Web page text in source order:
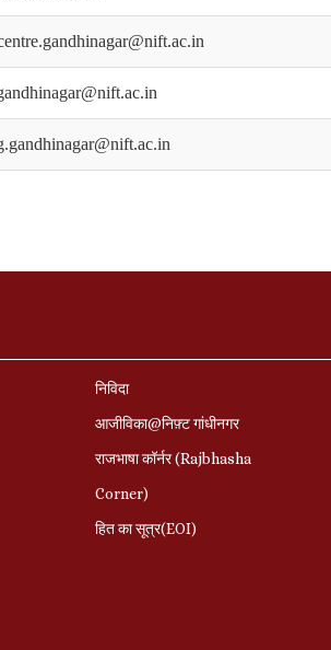
निविदा
आजीविका@निफ़्ट गांधीनगर
राजभाषा कॉर्नर (Rajbhasha
Corner)
हित का सूत्र(EOI)